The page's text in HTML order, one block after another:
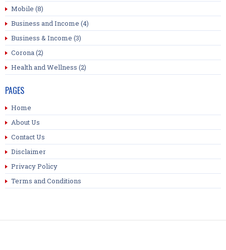
Mobile (8)
Business and Income (4)
Business & Income (3)
Corona(2)
Health and Wellness (2)
PAGES
Home
About Us
Contact Us
Disclaimer
Privacy Policy
Terms and Conditions